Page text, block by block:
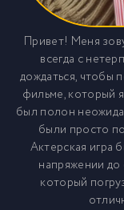
Привет! Меня
всегда с
дождаться, чтобы
фильме, который
был полон
были просто
Актерская игра
напряжении
который